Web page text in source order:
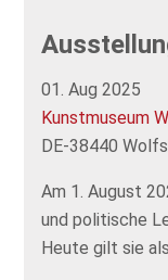
01. Aug 2025
Kunstmuseum
DE-38440
Am 1. August
und politische
Heute gilt sie